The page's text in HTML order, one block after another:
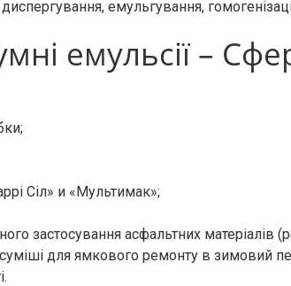
диспергування, емульгування,
емульсії –
Сіл» и «Мультимак»;
застосування асфальтних матеріалів
для ямкового ремонту в зимовий